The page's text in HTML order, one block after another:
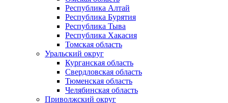
Республика Алтай
Республика Бурятия
Республика Тыва
Республика Хакасия
Томская область
Уральский округ
Курганская область
Свердловская область
Тюменская область
Челябинская область
Приволжский округ